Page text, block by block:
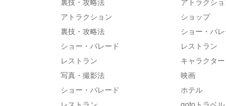
裏技・攻略法
アトラクション
裏技・攻略法
ショー・パレード
レストラン
写真・撮影法
ショー・パレード
アトラクシ
ショップ
ショー・パ
レストラン
キャラクター
映画
ホテル